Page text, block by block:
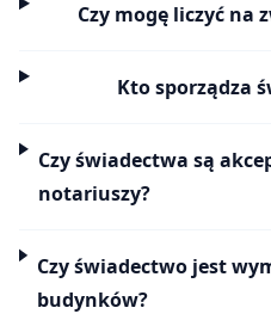
Czy mogę liczyć na
Kto sporządza
Czy świadectwa są
notariuszy?
Czy świadectwo jest
budynków?